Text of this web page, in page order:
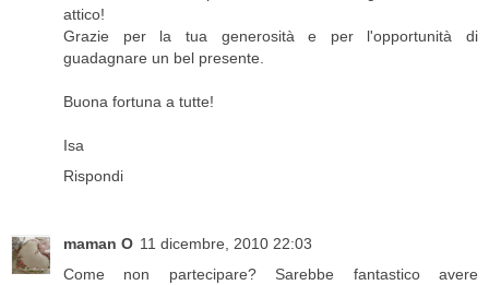
attico!
Grazie per la tua generosità e per l'opportunità di
guadagnare un bel presente.
Buona fortuna a tutte!
Isa
Rispondi
maman O 11 dicembre, 2010 22:03
Come non partecipare? Sarebbe fantastico avere